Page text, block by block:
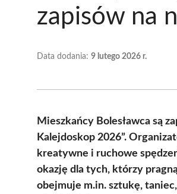
zapisów na
Data dodania: 9 lutego 2026 r.
Mieszkańcy Bolesławca są
Kalejdoskop 2026”.
kreatywne i ruchowe
okazję dla tych, którzy
obejmuje m.in. sztukę,